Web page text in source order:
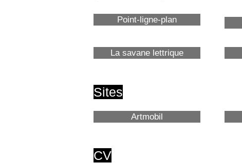
Point-ligne-plan
La savane lettrique
Sites
Artmobil
CV